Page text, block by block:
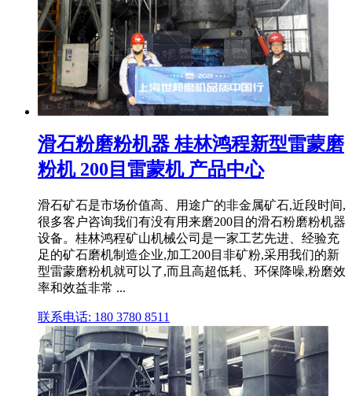
滑石粉磨粉机器 桂林鸿程新型雷蒙磨
粉机 200目雷蒙机 产品中心
滑石矿石是市场价值高、用途广的非金属矿石,近段时间,
很多客户咨询我们有没有用来磨200目的滑石粉磨粉机器
设备。桂林鸿程矿山机械公司是一家工艺先进、经验充
足的矿石磨机制造企业,加工200目非矿粉,采用我们的新
型雷蒙磨粉机就可以了,而且高超低耗、环保降噪,粉磨效
率和效益非常 ...
联系电话: 180 3780 8511